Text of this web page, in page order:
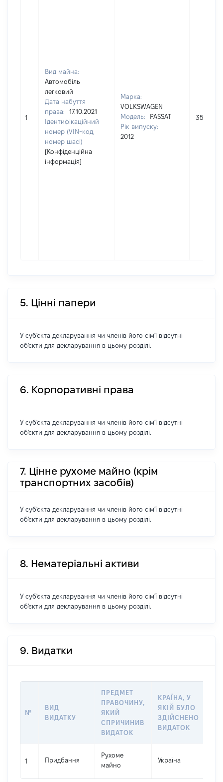
1
Вид майна:
Автомобіль
легковий
Дата набуття
права:
17.10.2021
Ідентифікаційний
номер (VIN-код,
номер шасі)
[Конфіденційна
інформація]
Марка:
VOLKSWAGEN
Модель:
PASSAT
Рік випуску:
2012
350000
5. Цінні папери
У суб'єкта декларування чи членів його сім'ї відсутні
об'єкти для декларування в цьому розділі.
6. Корпоративні права
У суб'єкта декларування чи членів його сім'ї відсутні
об'єкти для декларування в цьому розділі.
7. Цінне рухоме майно (крім
транспортних засобів)
У суб'єкта декларування чи членів його сім'ї відсутні
об'єкти для декларування в цьому розділі.
8. Нематеріальні активи
У суб'єкта декларування чи членів його сім'ї відсутні
об'єкти для декларування в цьому розділі.
9. Видатки
№
ВИД
ВИДАТКУ
ПРЕДМЕТ
ПРАВОЧИНУ,
ЯКИЙ
СПРИЧИНИВ
ВИДАТОК
КРАЇНА, У
ЯКІЙ БУЛО
ЗДІЙСНЕНО
ВИДАТОК
1 Придбання
Рухоме
майно
Україна